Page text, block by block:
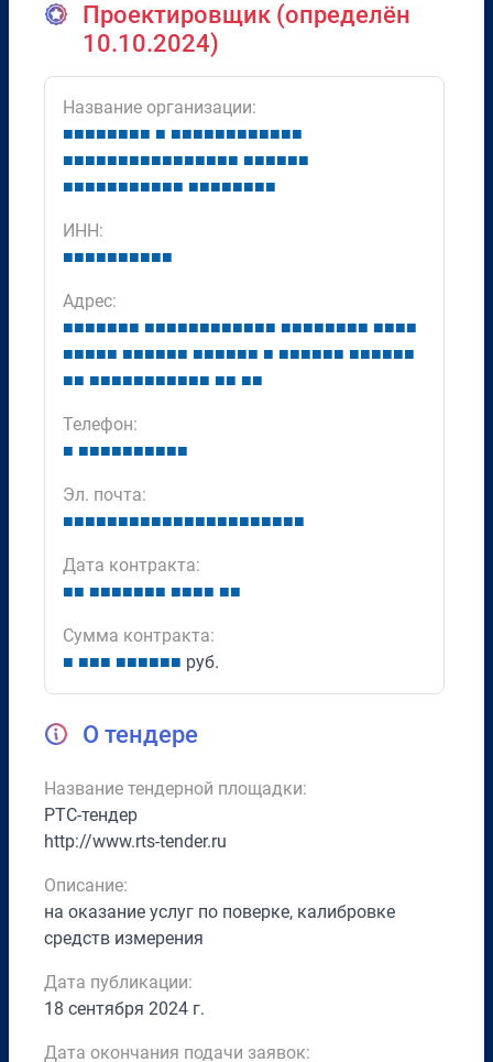
Проектировщик (определён
10.10.2024)
Название организации:
■■■■■■■■ ■ ■■■■■■■■■■■■
■■■■■■■■■■■■■■■■ ■■■■■■
■■■■■■■■■■■ ■■■■■■■■
ИНН:
■■■■■■■■■■
Адрес:
■■■■■■■ ■■■■■■■■■■■■ ■■■■■■■■ ■■■■
■■■■■ ■■■■■■ ■■■■■■ ■ ■■■■■■ ■■■■■■
■■ ■■■■■■■■■■■ ■■ ■■
Телефон:
■ ■■■■■■■■■■
Эл. почта:
■■■■■■■■■■■■■■■■■■■■■■
Дата контракта:
■■ ■■■■■■■ ■■■■ ■■
Сумма контракта:
■ ■■■ ■■■■■■ руб.
О тендере
Название тендерной площадки:
РТС-тендер
http://www.rts-tender.ru
Описание:
на оказание услуг по поверке, калибровке
средств измерения
Дата публикации:
18 сентября 2024 г.
Дата окончания подачи заявок: